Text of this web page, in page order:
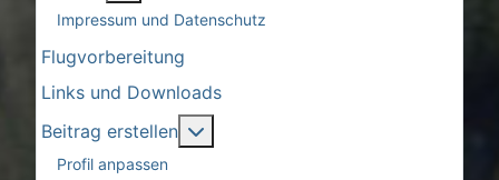
Impressum und Datenschutz
Flugvorbereitung
Links und Downloads
Beitrag erstellen
Profil anpassen